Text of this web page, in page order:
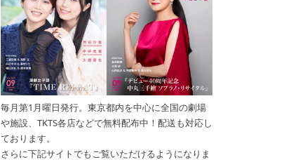
毎月第1月曜日発行。東京都内を中心に全国の劇場
や施設、TKTS各店などで無料配布中！配送も対応し
ております。
さらに下記サイトでもご覧いただけるようになりま